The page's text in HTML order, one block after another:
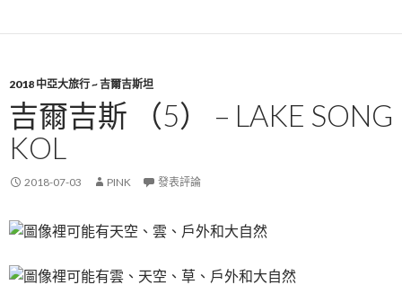
2018 中亞大旅行 ~ 吉爾吉斯坦
吉爾吉斯 （5） – LAKE SONG
KOL
2018-07-03 PINK 發表評論